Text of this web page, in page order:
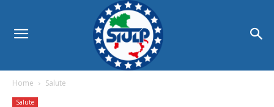
Home Salute
Salute